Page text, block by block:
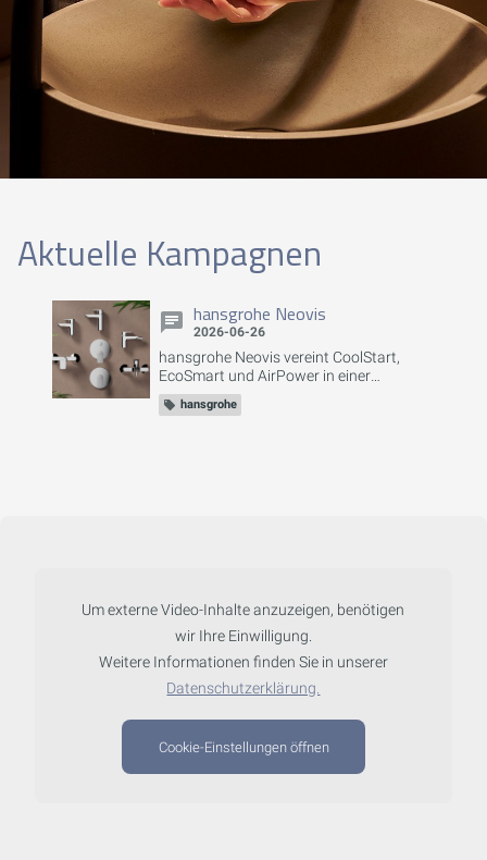
Aktuelle Kampagnen
hansgrohe Neovis
2026-06-26
hansgrohe Neovis vereint CoolStart,
EcoSmart und AirPower in einer
Armaturenlinie für Waschtisch, Bidet,
Dusche und Badewanne –
hansgrohe
Um externe Video-Inhalte anzuzeigen, benötigen
wir Ihre Einwilligung.
Weitere Informationen finden Sie in unserer
Datenschutzerklärung.
Cookie-Einstellungen öffnen